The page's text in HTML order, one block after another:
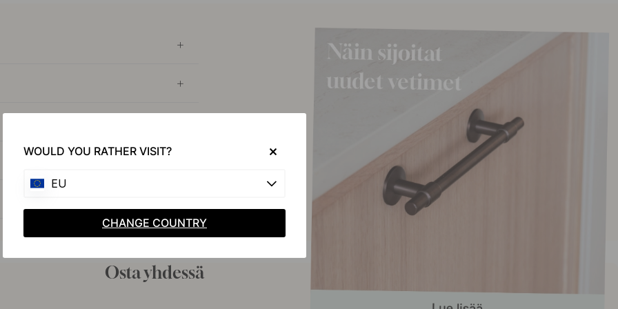
Osta yhdessä
WOULD YOU RATHER VISIT?
EU
CHANGE COUNTRY